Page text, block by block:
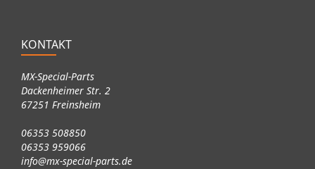
KONTAKT
MX-Special-Parts
Dackenheimer Str. 2
67251 Freinsheim
06353 508850
06353 959066
info@mx-special-parts.de